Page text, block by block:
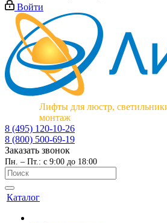
Войти
Лифты для люстр,
монтаж
8 (495) 120-10-26
8 (800) 500-69-19
Заказать звонок
Пн. – Пт.: с 9:00 до 18:00
Каталог